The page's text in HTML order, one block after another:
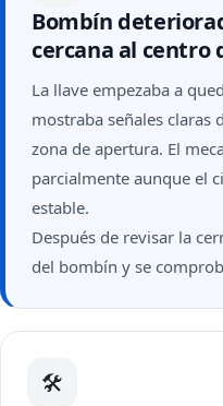
Bombín
cercana al centro
La llave empezaba a
mostraba señales claras
zona de apertura. El
parcialmente aunque el
estable.
Después de revisar la
del bombín y se
🛠